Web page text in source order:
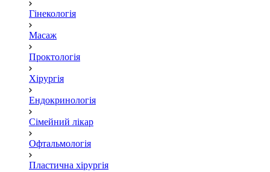
Гінекологія
Масаж
Проктологія
Хірургія
Ендокринологія
Сімейний лікар
Офтальмологія
Пластична хірургія